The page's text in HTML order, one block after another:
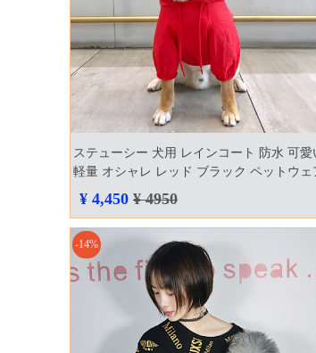
ステューシー 犬用 レインコート 防水 可愛
軽量 オシャレ レッド ブラック ペットウェ
レインコート 小型犬 中型犬 大型犬 汎用
stussy 犬服 お散歩 トレーナー フード付き 帽
子
¥ 4,450 ¥ 4950
-14%